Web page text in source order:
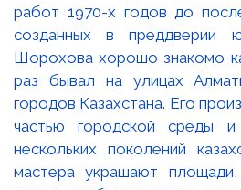
работ 1970-х годов до
созданных в преддверии
Шорохова хорошо знакомо
раз бывал на улицах
городов Казахстана. Его
частью городской среды и
нескольких поколений
мастера украшают